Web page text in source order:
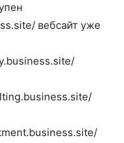
вебсайт уже